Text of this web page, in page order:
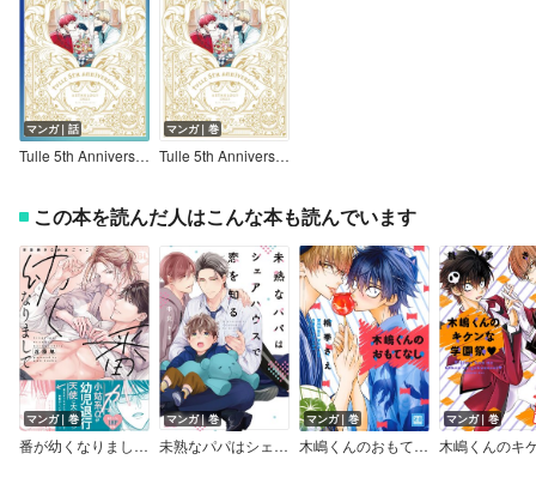
マンガ｜話
Tulle 5th Anniversary Anthology 2023【分冊版2】
マンガ｜巻
Tulle 5th Anniversary Anthology 2023【合冊版】
この本を読んだ人はこんな本も読んでいます
マンガ｜巻
番が幼くなりまして 世話焼きΩのαごっこ【単行本版】【電子限定特典付き】
マンガ｜巻
未熟なパパはシェアハウスで恋を知る【Renta！限定特典付き】
マンガ｜巻
木嶋くんのおもてなし
マンガ｜巻